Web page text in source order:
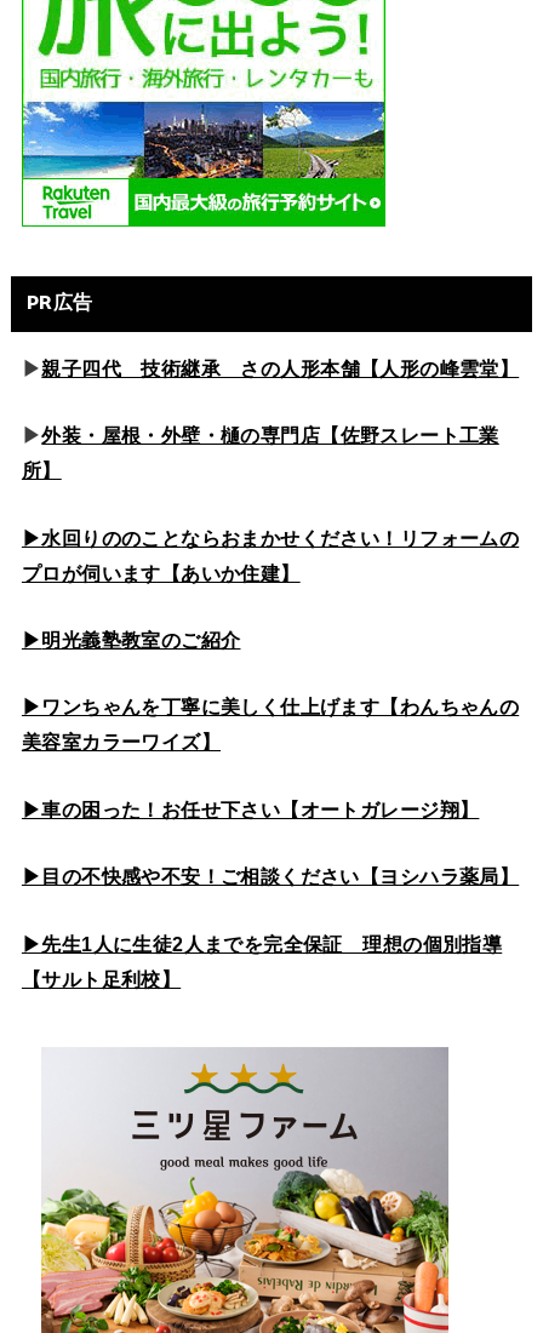
PR広告
▶親子四代 技術継承 さの人形本舗【人形の峰雲堂】
▶外装・屋根・外壁・樋の専門店【佐野スレート工業
所】
▶水回りののことならおまかせください！リフォームの
プロが伺います【あいか住建】
▶明光義塾教室のご紹介
▶ワンちゃんを丁寧に美しく仕上げます【わんちゃんの
美容室カラーワイズ】
▶車の困った！お任せ下さい【オートガレージ翔】
▶目の不快感や不安！ご相談ください【ヨシハラ薬局】
▶先生1人に生徒2人までを完全保証 理想の個別指導
【サルト足利校】